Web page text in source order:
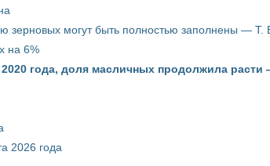
могут быть полностью заполнены — Т.
на 6%
года, доля масличных продолжила расти
2026 года